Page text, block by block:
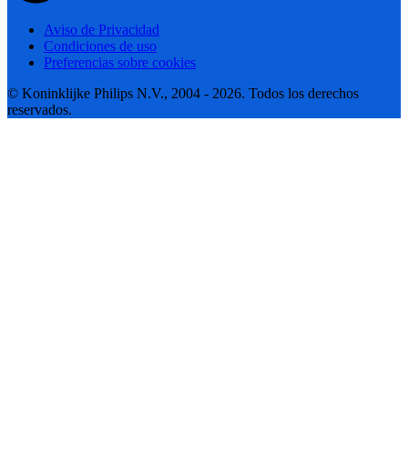
Aviso de Privacidad
Condiciones de uso
Preferencias sobre cookies
© Koninklijke Philips N.V., 2004 - 2026. Todos los derechos
reservados.